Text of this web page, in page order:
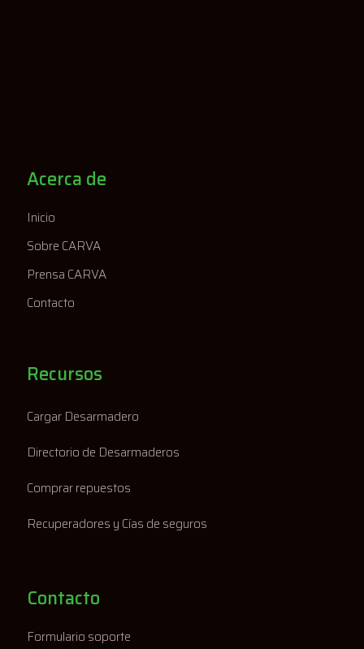
Acerca de
Inicio
Sobre CARVA
Prensa CARVA
Contacto
Recursos
Cargar Desarmadero
Directorio de Desarmaderos
Comprar repuestos
Recuperadores y Cías de seguros
Contacto
Formulario soporte